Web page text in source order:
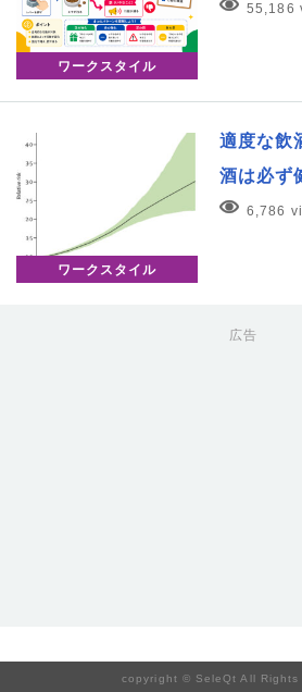
ワークスタイル
55,186
ワークスタイル
適度な飲
酒は必ず
6,786
広告
copyright © SeleQt All Rights